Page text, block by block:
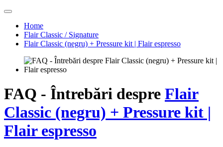
Home
Flair Classic / Signature
Flair Classic (negru) + Pressure kit | Flair espresso
FAQ - Întrebări despre Flair
Classic (negru) + Pressure kit |
Flair espresso